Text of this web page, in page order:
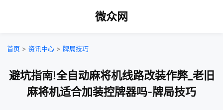
微众网
首页 > 资讯中心 > 牌局技巧
避坑指南!全自动麻将机线路改装作弊_老旧
麻将机适合加装控牌器吗-牌局技巧